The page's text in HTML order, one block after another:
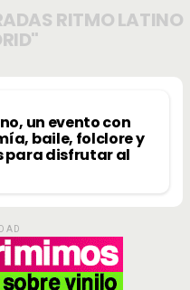
RITMO LATINO
un evento con
baile, folclore y
para disfrutar al